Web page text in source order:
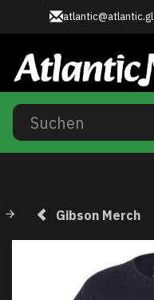
atlantic@atlantic.gl
Gibson Merch